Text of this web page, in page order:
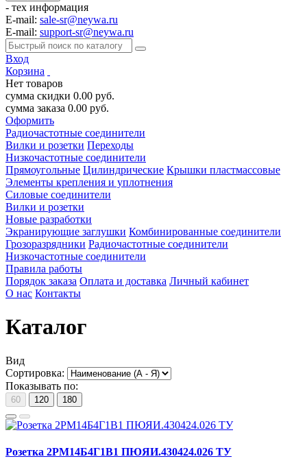
- тех информация
E-mail: sale-sr@neywa.ru
E-mail: support-sr@neywa.ru
Вход
Корзина
Нет товаров
сумма скидки 0.00 руб.
сумма заказа 0.00 руб.
Оформить
Радиочастотные соединители
Вилки и розетки Переходы
Низкочастотные соединители
Прямоугольные Цилиндрические Крышки пластмассовые
Элементы крепления и уплотнения
Силовые соединители
Вилки и розетки
Новые разработки
Экранирующие заглушки Комбинированные соединители
Грозоразрядники Радиочастотные соединители
Низкочастотные соединители
Правила работы
Порядок заказа Оплата и доставка Личный кабинет
О нас Контакты
Каталог
Вид
Сортировка:
Показывать по:
60 120 180
Розетка 2РМ14Б4Г1В1 ПЮЯИ.430424.026 ТУ